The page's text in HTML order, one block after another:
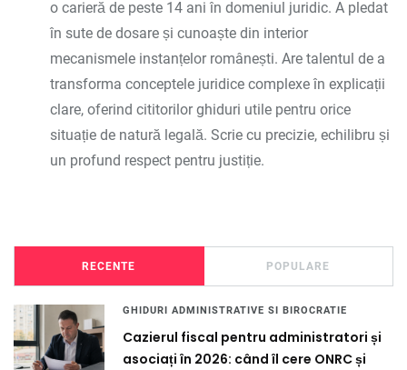
o carieră de peste 14 ani în domeniul juridic. A pledat
în sute de dosare și cunoaște din interior
mecanismele instanțelor românești. Are talentul de a
transforma conceptele juridice complexe în explicații
clare, oferind cititorilor ghiduri utile pentru orice
situație de natură legală. Scrie cu precizie, echilibru și
un profund respect pentru justiție.
RECENTE POPULARE
GHIDURI ADMINISTRATIVE SI BIROCRATIE
Cazierul fiscal pentru administratori și
asociați în 2026: când îl cere ONRC și